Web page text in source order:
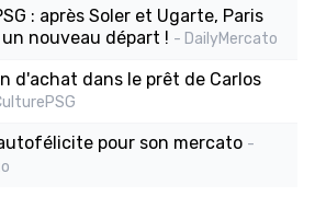
: après Soler et Ugarte, Paris
nouveau départ ! - DailyMercato
d'achat dans le prêt de Carlos
pour son mercato -